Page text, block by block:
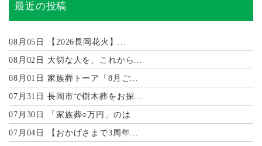
最近の投稿
08月05日 【2026長岡花火】...
08月02日 大切な人を、これから...
08月01日 家族葬トーア「8月ご...
07月31日 長岡市で樹木葬をお探...
07月30日 「家族葬○万円」のは...
07月04日 【おかげさまで3周年...